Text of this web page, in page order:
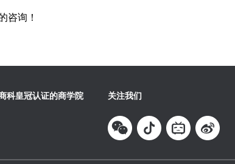
咨询！
科皇冠认证的商学院
关注我们